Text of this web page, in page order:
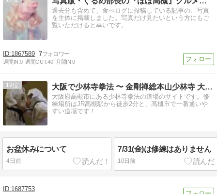
過去分も含めて、食べログに投稿している記事の、写真
を主体に掲載しました。写真だけ見たいという方にもご
覧いただけると幸いです。
1867589 7
週間IN:0 週間OUT:40 月間IN:0
19 大阪で少林寺拳法 〜 金剛禅総本山少林寺 大阪高槻道院
大阪府高槻市にある少林寺拳法の道場のサイトです。修
練場所はJR高槻駅から徒歩2分と、高槻市で一番通いや
すい道場です！
お盆休みについて
4日前
7/31(金)は修練はありません
10日前
1687753